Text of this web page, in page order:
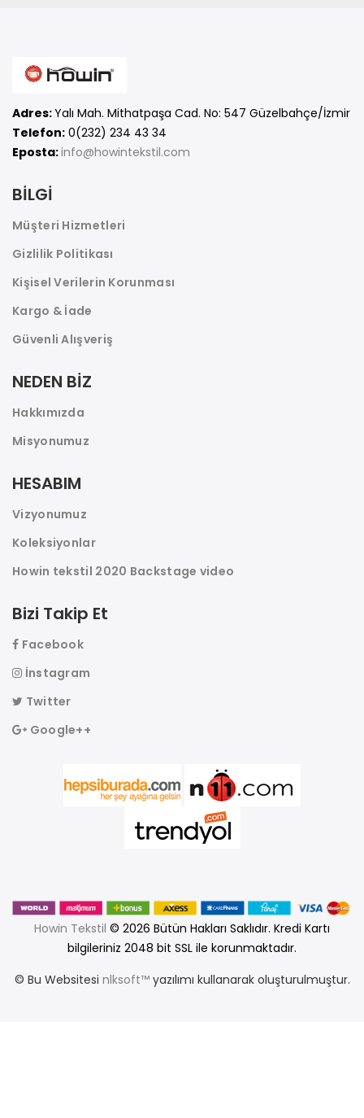
Adres:Yalı Mah. Mithatpaşa Cad. No: 547 Güzelbahçe/İzmir
Telefon: 0(232) 234 43 34
Eposta:info@howintekstil.com
BİLGİ
Müşteri Hizmetleri
Gizlilik Politikası
Kişisel Verilerin Korunması
Kargo & İade
Güvenli Alışveriş
NEDEN BİZ
Hakkımızda
Misyonumuz
HESABIM
Vizyonumuz
Koleksiyonlar
Howin tekstil 2020 Backstage video
Bizi Takip Et
Facebook
İnstagram
Twitter
Google++
Howin Tekstil © 2026 Bütün Hakları Saklıdır. Kredi Kartı
bilgileriniz 2048 bit SSL ile korunmaktadır.
© Bu Websitesi nlksoft™ yazılımı kullanarak oluşturulmuştur.